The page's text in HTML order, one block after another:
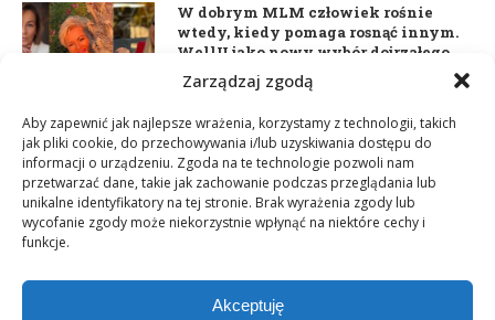
Zarządzaj zgodą
Aby zapewnić jak najlepsze wrażenia, korzystamy z technologii, takich
jak pliki cookie, do przechowywania i/lub uzyskiwania dostępu do
informacji o urządzeniu. Zgoda na te technologie pozwoli nam
przetwarzać dane, takie jak zachowanie podczas przeglądania lub
unikalne identyfikatory na tej stronie. Brak wyrażenia zgody lub
wycofanie zgody może niekorzystnie wpłynąć na niektóre cechy i
funkcje.
Akceptuję
W dobrym MLM człowiek rośnie
wtedy, kiedy pomaga rosnąć innym.
WellU jako nowy wybór dojrzałego
Daria Dudzik. Kocham Cię
17 kwietnia 2026